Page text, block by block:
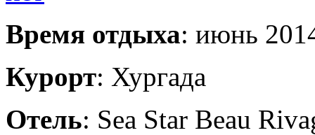
Время отдыха: июнь
Курорт: Хургада
Отель: Sea Star Beau